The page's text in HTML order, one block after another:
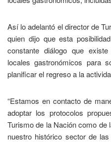
Así lo adelantó el director de
quien dijo que esta
constante diálogo que
locales gastronómicos para
planificar el regreso a la
“Estamos en contacto de
adoptar los protocolos
Turismo de la Nación como
nuestro histórico sector de